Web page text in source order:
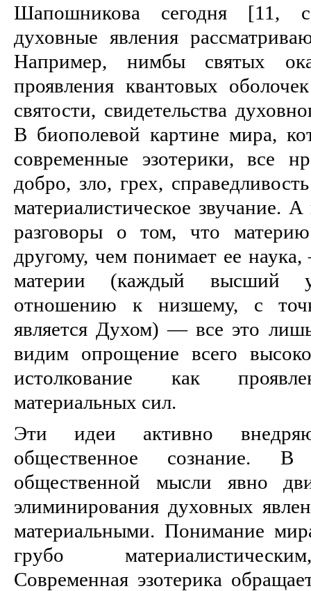
Шапошникова сегодня [11,
духовные явления
Например, нимбы святых
проявления квантовых
святости, свидетельства
В биополевой картине мира,
современные эзотерики, все
добро, зло, грех,
материалистическое звучание.
разговоры о том, что
другому, чем понимает ее
материи (каждый высший
отношению к низшему, с
является Духом) — все это
видим опрощение всего
истолкование как
материальных сил.
Эти идеи активно
общественное сознание. В
общественной мысли явно
элиминирования духовных
материальными. Понимание
грубо
Современная эзотерика